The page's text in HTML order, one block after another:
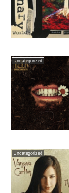
Uncategorized
Uncategorized